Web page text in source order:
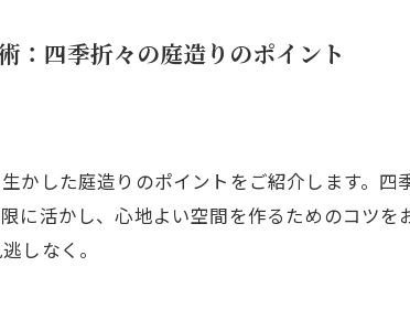
：四季折々の庭造りのポイント
かした庭造りのポイントをご紹介します。
に活かし、心地よい空間を作るためのコツ
しなく。